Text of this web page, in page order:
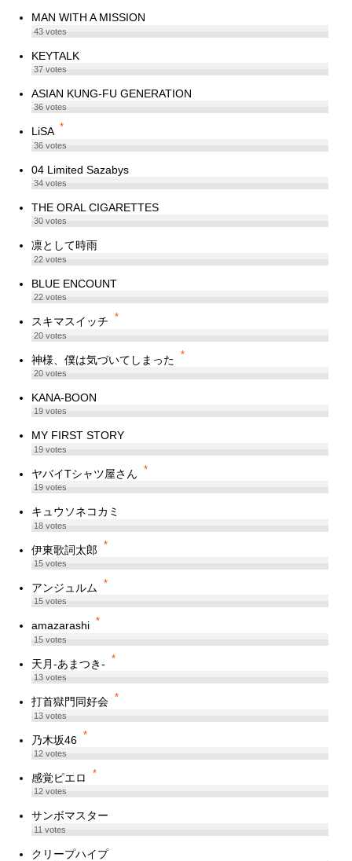
MAN WITH A MISSION
43votes
KEYTALK
37votes
ASIAN KUNG-FU GENERATION
36votes
LiSA *
36votes
04 Limited Sazabys
34votes
THE ORAL CIGARETTES
30votes
凛として時雨
22votes
BLUE ENCOUNT
22votes
スキマスイッチ *
20votes
神様、僕は気づいてしまった *
20votes
KANA-BOON
19votes
MY FIRST STORY
19votes
ヤバイTシャツ屋さん *
19votes
キュウソネコカミ
18votes
伊東歌詞太郎 *
15votes
アンジュルム *
15votes
amazarashi *
15votes
天月-あまつき- *
13votes
打首獄門同好会 *
13votes
乃木坂46 *
12votes
感覚ピエロ *
12votes
サンボマスター
11votes
クリープハイプ